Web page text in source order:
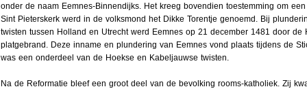
onder de naam Eemnes-Binnendijks. Het kreeg bovendien toestemming om
Sint Pieterskerk werd in de volksmond het Dikke Torentje genoemd. Bij
twisten tussen Holland en Utrecht werd Eemnes op 21 december 1481 door de
platgebrand. Deze inname en plundering van Eemnes vond plaats tijdens de
was een onderdeel van de Hoekse en Kabeljauwse twisten.
Na de Reformatie bleef een groot deel van de bevolking rooms-katholiek. Zij